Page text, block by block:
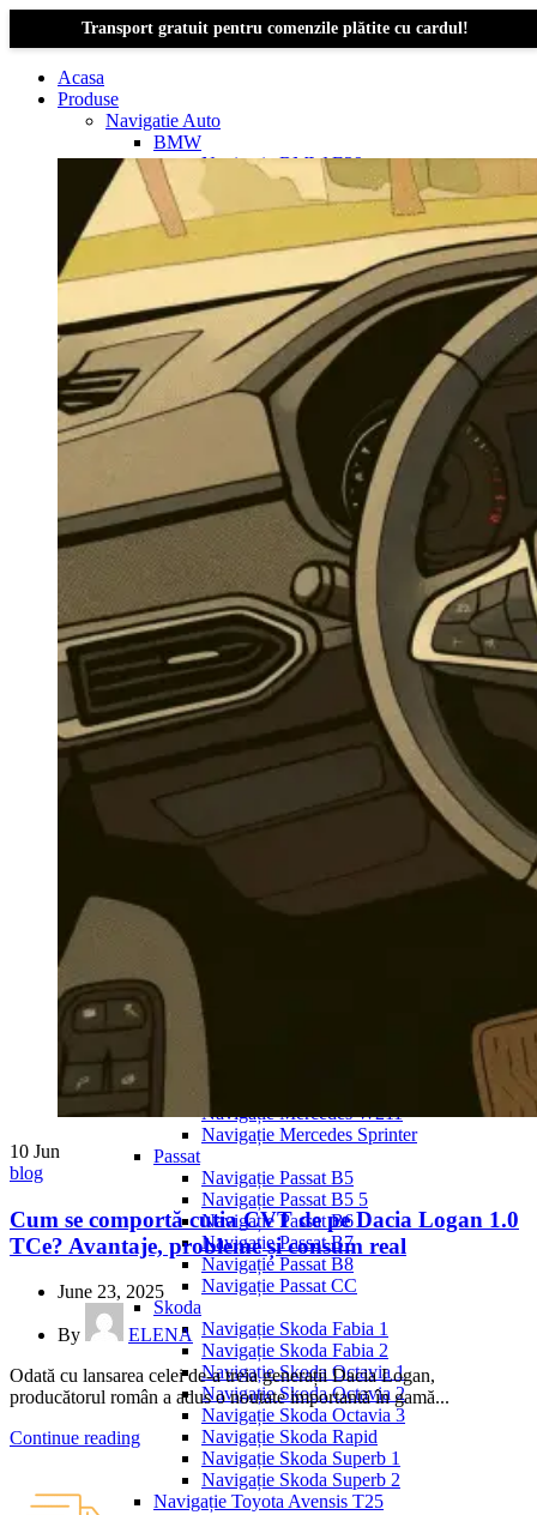
Transport gratuit pentru comenzile plătite cu cardul!
Acasa
Produse
Navigatie Auto
BMW
Navigație BMW E39
Navigatie Bmw E46
Navigatie Bmw E87
Navigatie Bmw E91
Navigatie Bmw F10
Navigatie Bmw F30
Navigatie Bmw Seria 1 E87
Navigatie Bmw X1
Navigatie Bmw X1 E84
Navigatie BMW X3
Navigatie BMW X3 E83
Navigatie BMW X3 f25
Navigație Dacia Logan 1 (2004–2012)
Navigație Dacia Logan 2 (2012–2020)
Navigație Dacia Logan 3 (2020–Prezent)
Dacia Duster
Navigatie Duster 2011
Navigatie Duster 2019
Audi
Navigatie Audi A3 8p
Navigatie Audi A4
Navigatie Audi A4 B6
Navigatie Audi A4 B7
Navigatie Audi A4 B8
Navigatie Audi A5
Navigatie Audi A6 C5
Navigatie Audi A6 C6
Navigatie Audi A6 C7
Navigatie Audi Q5
Ford
Navigație Ford Focus 2
Navigație Ford Focus MK3
Mercedes
Navigație Mercedes C Class W203
Navigație Mercedes C Class W204
Navigație Mercedes W204
Navigație Mercedes W211
Navigație Mercedes Sprinter
Passat
Navigație Passat B5
Navigație Passat B5 5
Navigație Passat B6
Navigație Passat B7
Navigație Passat B8
Navigație Passat CC
Skoda
Navigație Skoda Fabia 1
Navigație Skoda Fabia 2
Navigație Skoda Octavia 1
Navigație Skoda Octavia 2
Navigație Skoda Octavia 3
Navigație Skoda Rapid
Navigație Skoda Superb 1
Navigație Skoda Superb 2
Navigație Toyota Avensis T25
10 Jun
blog
Cum se comportă cutia CVT de pe Dacia Logan 1.0
TCe? Avantaje, probleme și consum real
June 23, 2025
By
ELENA
Odată cu lansarea celei de-a treia generații Dacia Logan,
producătorul român a adus o noutate importantă în gamă...
Continue reading